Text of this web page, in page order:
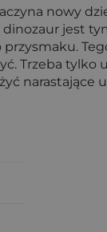
nowy
jest
Trzeba
narastające